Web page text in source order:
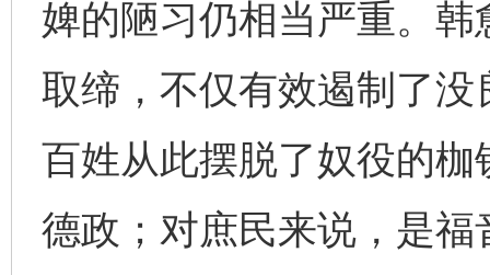
婢的陋习仍相当严重。
取缔，不仅有效遏制了
百姓从此摆脱了奴役的
德政；对庶民来说，是